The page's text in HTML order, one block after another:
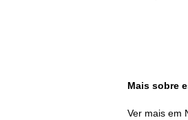
Mais sobre
Ver mais em